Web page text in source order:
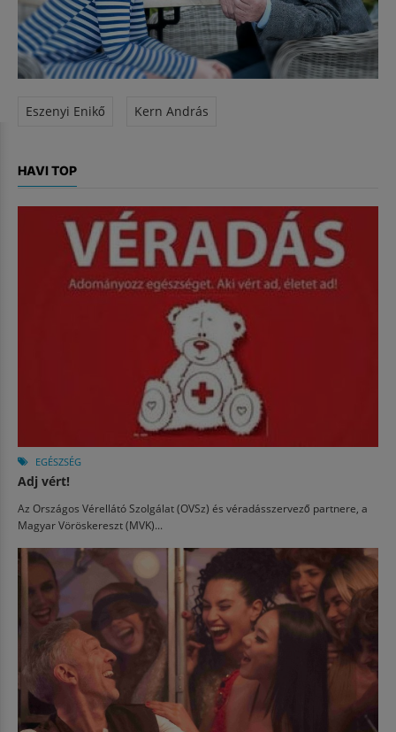
Eszenyi Enikő Kern András
HAVI TOP
EGÉSZSÉG
Adj vért!
Az Országos Vérellátó Szolgálat (OVSz) és véradásszervező partnere, a
Magyar Vöröskereszt (MVK)...